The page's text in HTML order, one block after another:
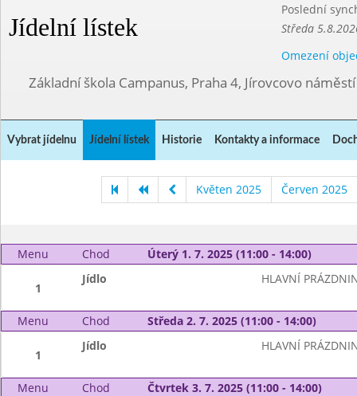
Jídelní lístek
Poslední
Středa
Omezení
Základní škola Campanus, Praha 4, Jírovcovo
Vybrat jídelnu Jídelní lístek Historie Kontakty a informace
Květen 2025 Červen 2025
Menu Chod Úterý 1. 7. 2025 (11:00 - 14:00)
1
Jídlo HLAVNÍ
Menu Chod Středa 2. 7. 2025 (11:00 - 14:00)
1
Jídlo HLAVNÍ
Menu Chod Čtvrtek 3. 7. 2025 (11:00 - 14:00)